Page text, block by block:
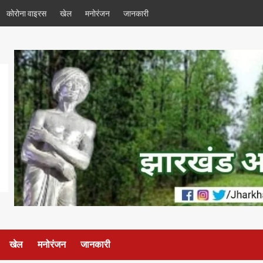
कोरोना वाइरस खेल मनोरंजन जानकारी
खेल मनोरंजन जानकारी